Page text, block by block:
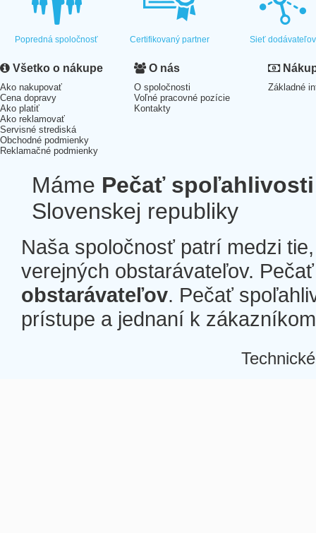
Popredná spoločnosť Certifikovaný partner Sieť dodávateľov
Všetko o nákupe
Ako nakupovať
Cena dopravy
Ako platiť
Ako reklamovať
Servisné strediská
Obchodné podmienky
Reklamačné podmienky
O nás
O spoločnosti
Voľné pracovné pozície
Kontakty
Základné
Máme Pečať spoľahlivosti
Slovenskej republiky
Naša spoločnosť patrí medzi
verejných obstarávateľov.
obstarávateľov. Pečať
prístupe a jednaní k